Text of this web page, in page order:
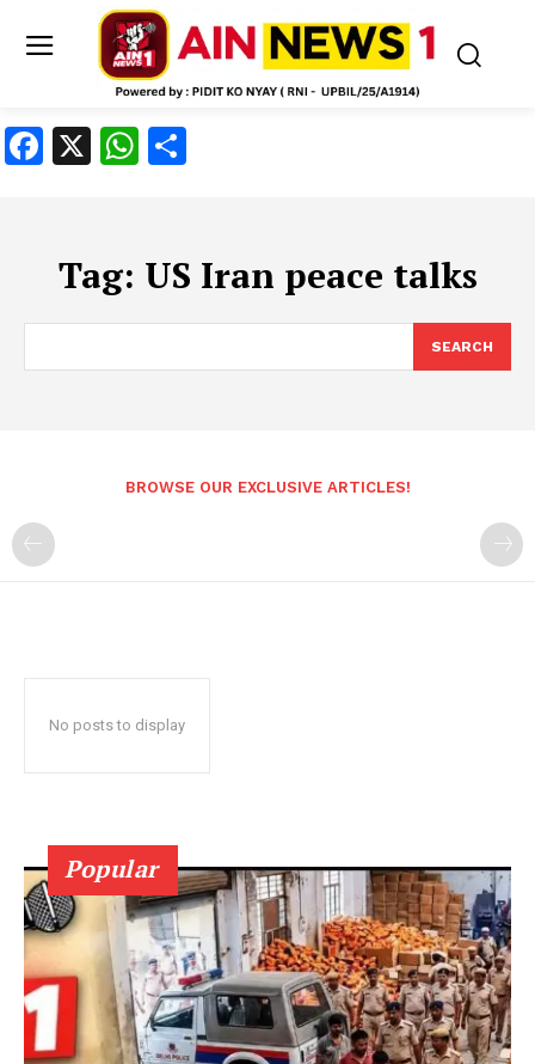
Facebook
X WhatsApp
Tag: US Iran peace talks
SEARCH
BROWSE OUR EXCLUSIVE ARTICLES!
No posts to display
Popular